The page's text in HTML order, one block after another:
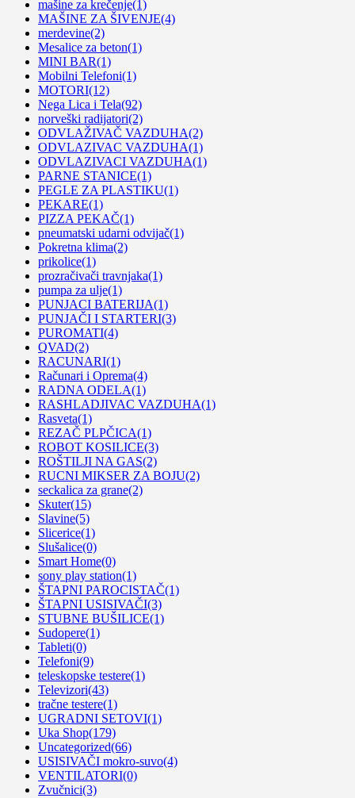
mašine za krečenje(1)
MAŠINE ZA ŠIVENJE(4)
merdevine(2)
Mesalice za beton(1)
MINI BAR(1)
Mobilni Telefoni(1)
MOTORI(12)
Nega Lica i Tela(92)
norveški radijatori(2)
ODVLAŽIVAČ VAZDUHA(2)
ODVLAZIVAC VAZDUHA(1)
ODVLAZIVACI VAZDUHA(1)
PARNE STANICE(1)
PEGLE ZA PLASTIKU(1)
PEKARE(1)
PIZZA PEKAČ(1)
pneumatski udarni odvijač(1)
Pokretna klima(2)
prikolice(1)
prozračivači travnjaka(1)
pumpa za ulje(1)
PUNJACI BATERIJA(1)
PUNJAČI I STARTERI(3)
PUROMATI(4)
QVAD(2)
RACUNARI(1)
Računari i Oprema(4)
RADNA ODELA(1)
RASHLADJIVAC VAZDUHA(1)
Rasveta(1)
REZAČ PLPČICA(1)
ROBOT KOSILICE(3)
ROŠTILJI NA GAS(2)
RUCNI MIKSER ZA BOJU(2)
seckalica za grane(2)
Skuter(15)
Slavine(5)
Slicerice(1)
Slušalice(0)
Smart Home(0)
sony play station(1)
ŠTAPNI PAROCISTAČ(1)
ŠTAPNI USISIVAČI(3)
STUBNE BUŠILICE(1)
Sudopere(1)
Tableti(0)
Telefoni(9)
teleskopske testere(1)
Televizori(43)
tračne testere(1)
UGRADNI SETOVI(1)
Uka Shop(179)
Uncategorized(66)
USISIVAČI mokro-suvo(4)
VENTILATORI(0)
Zvučnici(3)